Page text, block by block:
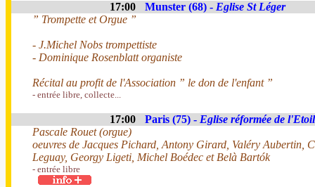
17:00 Munster (68) - Eglise St Léger
” Trompette et Orgue ”
- J.Michel Nobs trompettiste
- Dominique Rosenblatt organiste
Récital au profit de l'Association ” le don de l'enfant ”
- entrée libre, collecte...
17:00 Paris (75) - Eglise réformée de
Pascale Rouet (orgue)
oeuvres de Jacques Pichard, Antony Girard, Valéry Aubertin,
Leguay, Georgy Ligeti, Michel Boédec et Belà Bartók
- entrée libre